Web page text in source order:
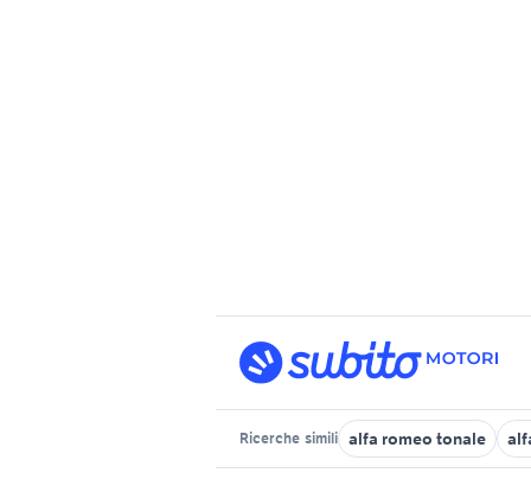
Ricerche simili alfa romeo tonale